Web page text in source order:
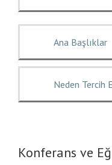
Ana Başlıklar
Neden Tercih
Konferans ve